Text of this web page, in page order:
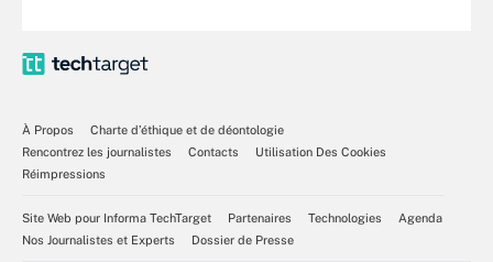
À Propos
Charte d’éthique et de déontologie
Rencontrez les journalistes
Contacts
Utilisation Des Cookies
Réimpressions
Site Web pour Informa TechTarget Partenaires Technologies
Agenda
Nos Journalistes et Experts
Dossier de Presse